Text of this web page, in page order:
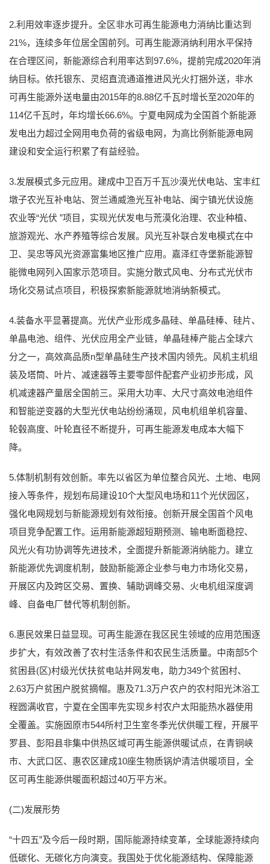
2.利用效率逐步提升。全区非水可再生能源电力消纳比重达到
21%，连续多年位居全国前列。可再生能源消纳利用水平保持
在合理区间，新能源综合利用率达到97.6%，提前完成2020年消
纳目标。依托银东、灵绍直流通道推进风光火打捆外送，非水
可再生能源外送电量由2015年的8.88亿千瓦时增长至2020年的
114亿千瓦时，年均增长66.6%。宁夏电网成为全国首个新能源
发电出力超过全网用电负荷的省级电网，为高比例新能源电网
建设和安全运行积累了有益经验。
3.发展模式多元应用。建成中卫百万千瓦沙漠光伏电站、宝丰红
墩子农光互补电站、贺兰通威渔光互补电站、闽宁镇光伏设施
农业等“光伏 ”项目，实现光伏发电与荒漠化治理、农业种植、
旅游观光、水产养殖等综合发展。风光互补联合发电模式在中
卫、吴忠等风光资源富集地区推广应用。嘉泽红寺堡新能源智
能微电网列入国家示范项目。实施分散式风电、分布式光伏市
场化交易试点项目，积极探索新能源就地消纳新模式。
4.装备水平显著提高。光伏产业形成多晶硅、单晶硅棒、硅片、
单晶电池、组件、光伏应用全产业链，单晶硅棒产能占全球六
分之一，高效高品质n型单晶硅生产技术国内领先。风机主机组
装及塔筒、叶片、减速器等主要零部件配套产业初步形成，风
机减速器产量居全国前三。采用大功率、大尺寸高效电池组件
和智能逆变器的大型光伏电站纷纷涌现，风电机组单机容量、
轮毂高度、叶轮直径不断提升，可再生能源发电成本大幅下
降。
5.体制机制有效创新。率先以省区为单位整合风光、土地、电网
接入等条件，规划布局建设10个大型风电场和11个光伏园区，
强化电网规划与新能源规划有效衔接。创新开展全国首个风电
项目竞争配置工作。运用新能源超短期预测、输电断面稳控、
风光火有功协调等先进技术，全面提升新能源消纳能力。建立
新能源优先调度机制，鼓励新能源企业参与电力市场化交易，
开展区内及跨区交易、置换、辅助调峰交易、火电机组深度调
峰、自备电厂替代等机制创新。
6.惠民效果日益显现。可再生能源在我区民生领域的应用范围逐
步扩大，有效改善了农村生活条件和农民生活质量。中南部5个
贫困县(区)村级光伏扶贫电站并网发电，助力349个贫困村、
2.63万户贫困户脱贫摘帽。惠及71.3万户农户的农村阳光沐浴工
程圆满收官，宁夏在全国率先实现乡村农户太阳能热水器使用
全覆盖。实施固原市544所村卫生室冬季光伏供暖工程，开展平
罗县、彭阳县非集中供热区域可再生能源供暖试点，在青铜峡
市、大武口区、惠农区建成10座生物质锅炉清洁供暖项目，全
区可再生能源供暖面积超过40万平方米。
(二)发展形势
“十四五”及今后一段时期，国际能源持续变革，全球能源持续向
低碳化、无碳化方向演变。我国处于优化能源结构、保障能源